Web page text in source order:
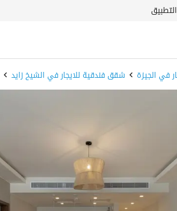
في الجيزة شقق فندقية للايجار في الشيخ زايد